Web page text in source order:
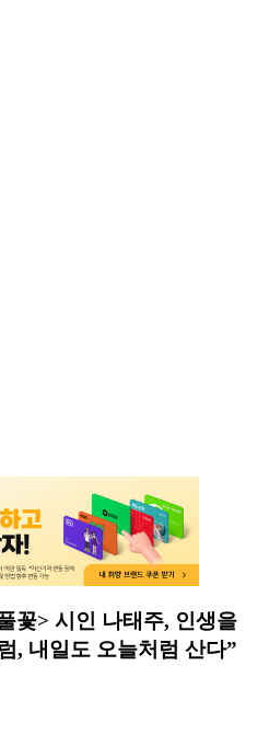
꽃> 시인 나태주, 인생을
, 내일도 오늘처럼 산다”